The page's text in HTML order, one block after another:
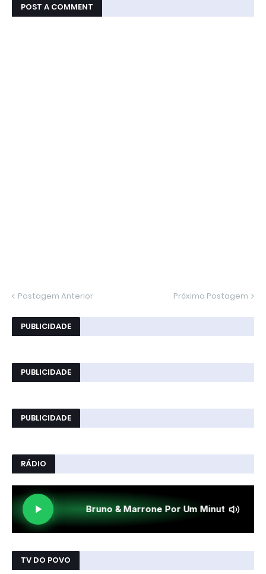
POST A COMMENT
Postagem Anterior Próxima Postagem
PUBLICIDADE
PUBLICIDADE
PUBLICIDADE
RÁDIO
TV DO POVO